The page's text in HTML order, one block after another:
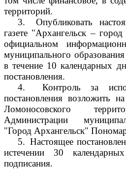
территорий.
3.
Опубликовать
газете "Архангельск –
официальном
муниципального
в течение 10 календарных
постановления.
4.
Контроль за
постановления возложить
Ломоносовского
Администрации
"Город Архангельск"
5. Настоящее
истечении 30
подписания.